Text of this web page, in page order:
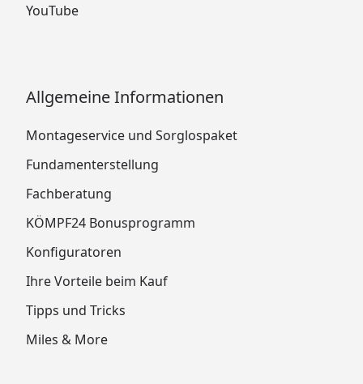
YouTube
Allgemeine Informationen
Montageservice und Sorglospaket
Fundamenterstellung
Fachberatung
KÖMPF24 Bonusprogramm
Konfiguratoren
Ihre Vorteile beim Kauf
Tipps und Tricks
Miles & More